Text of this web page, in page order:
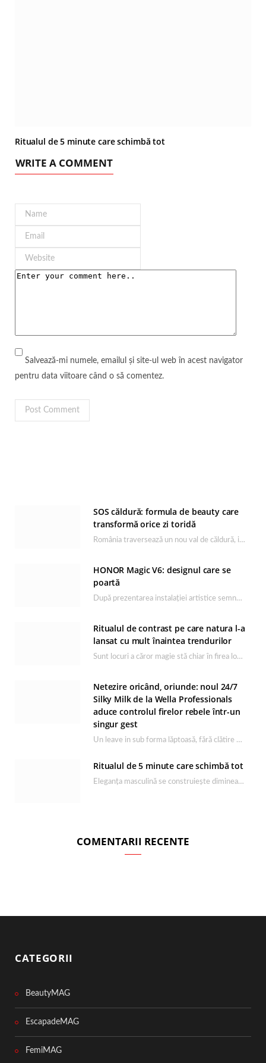
Ritualul de 5 minute care schimbă tot
WRITE A COMMENT
Salvează-mi numele, emailul și site-ul web în acest navigator
pentru data viitoare când o să comentez.
SOS căldură: formula de beauty care
transformă orice zi toridă
România traversează un nou val de căldură, iar rutina de îngrijire capătă un rol esențial…
HONOR Magic V6: designul care se
poartă
După prezentarea instalației artistice semnată de Catrinel Săbăciag în cadrul evenimentului de lansare HONOR Magic…
Ritualul de contrast pe care natura l-a
lansat cu mult înaintea trendurilor
Sunt locuri a căror magie stă chiar în firea lor naturală, iar Lacul Ursu din…
Netezire oricând, oriunde: noul 24/7
Silky Milk de la Wella Professionals
aduce controlul firelor rebele într-un
singur gest
Un leave in sub forma lăptoasă, fără clătire care completează rutina Ultimate Smooth și transformă…
Ritualul de 5 minute care schimbă tot
Eleganța masculină se construiește dimineața, în câteva minute și cu produsele potrivite. O rutină de…
COMENTARII RECENTE
CATEGORII
BeautyMAG
EscapadeMAG
FemiMAG